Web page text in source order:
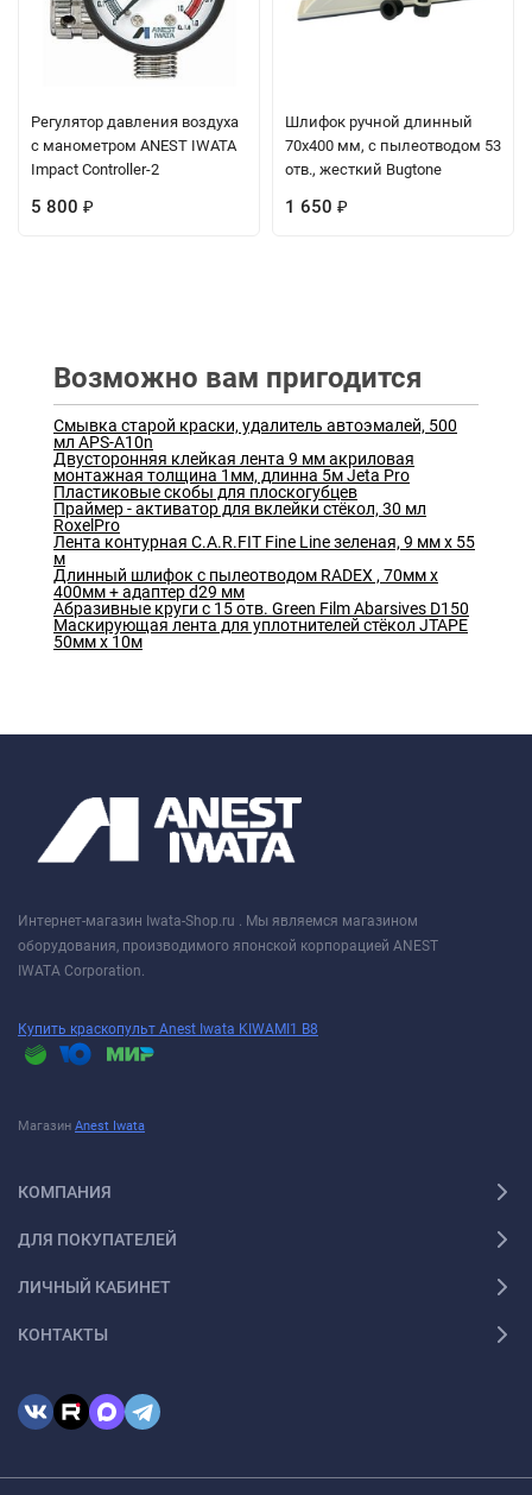
Регулятор давления воздуха
с манометром ANEST IWATA
Impact Controller-2
5 800 ₽
Шлифок ручной длинный
70х400 мм, с пылеотводом 53
отв., жесткий Bugtone
1 650 ₽
Возможно вам пригодится
Смывка старой краски, удалитель автоэмалей, 500
мл APS-A10n
Двусторонняя клейкая лента 9 мм акриловая
монтажная толщина 1мм, длинна 5м Jeta Pro
Пластиковые скобы для плоскогубцев
Праймер - активатор для вклейки стёкол, 30 мл
RoxelPro
Лента контурная C.A.R.FIT Fine Line зеленая, 9 мм х 55
м
Длинный шлифок с пылеотводом RADEX , 70мм х
400мм + адаптер d29 мм
Абразивные круги с 15 отв. Green Film Abarsives D150
Маскирующая лента для уплотнителей стёкол JTAPE
50мм х 10м
Интернет-магазин Iwata-Shop.ru . Мы являемся магазином
оборудования, производимого японской корпорацией ANEST
IWATA Corporation.
Купить краскопульт Anest Iwata KIWAMI1 B8
Магазин Anest Iwata
КОМПАНИЯ
ДЛЯ ПОКУПАТЕЛЕЙ
ЛИЧНЫЙ КАБИНЕТ
КОНТАКТЫ